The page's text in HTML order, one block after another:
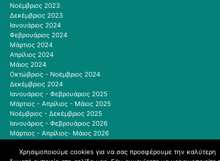
Νοέμβριος 2023
Δεκέμβριος 2023
Ιανουάριος 2024
Φεβρουάριος 2024
Μάρτιος 2024
Απρίλιος 2024
Μάιος 2024
Οκτώβριος - Νοέμβριος 2024
Δεκέμβριος 2024
Ιανουάριος - Φεβρουάριος 2025
Μάρτιος - Απρίλιος - Μάιος 2025
Νοέμβριος - Δεκέμβριος 2025
Ιανουάριος - Φεβρουάριος 2026
Μάρτιος - Απρίλιος- Μάιος 2026
Χρησιμοποιούμε cookies για να σας προσφέρουμε την καλύτερη